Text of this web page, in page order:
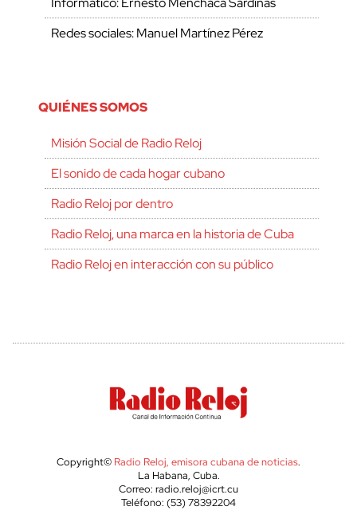
Redes sociales: Manuel Martínez Pérez
QUIÉNES SOMOS
Misión Social de Radio Reloj
El sonido de cada hogar cubano
Radio Reloj por dentro
Radio Reloj, una marca en la historia de Cuba
Radio Reloj en interacción con su público
Copyright© Radio Reloj, emisora cubana de noticias.
La Habana, Cuba.
Correo: radio.reloj@icrt.cu
Teléfono: (53) 78392204